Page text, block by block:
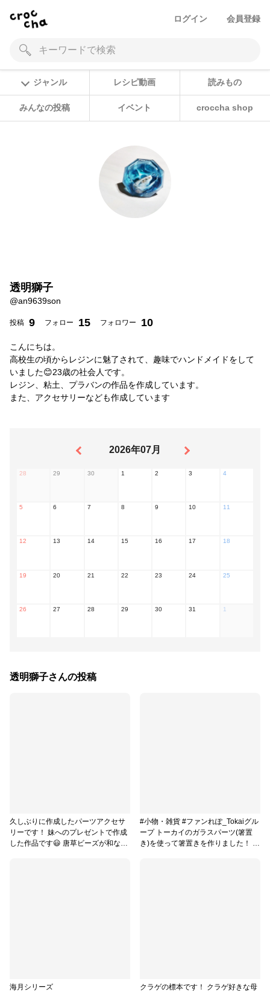
ログイン 会員登録
ジャンル レシピ動画 読みもの
みんなの投稿 イベント croccha shop
透明獅子
@an9639son
投稿 9 フォロー 15 フォロワー 10
こんにちは。
高校生の頃からレジンに魅了されて、趣味でハンドメイドをして
いました😊23歳の社会人です。
レジン、粘土、プラバンの作品を作成しています。
また、アクセサリーなども作成しています
2026年07月
28 29 30 1 2 3 4
5 6 7 8 9 10 11
12 13 14 15 16 17 18
19 20 21 22 23 24 25
26 27 28 29 30 31 1
透明獅子さんの投稿
久しぶりに作成したパーツアクセサ
リーです！ 妹へのプレゼントで作成
した作品です😃 唐草ビーズが和なテ
#小物・雑貨 #ファンれぽ_Tokaiグル
ープ トーカイのガラスパーツ(箸置
き)を使って箸置きを作りました！ ガ
海月シリーズ
クラゲの標本です！ クラゲ好きな母